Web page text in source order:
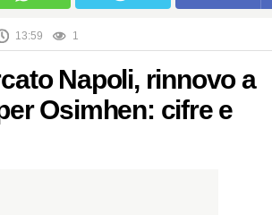
13:59 1
Napoli, rinnovo a
Osimhen: cifre e